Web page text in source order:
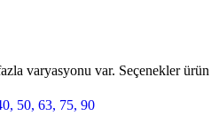
varyasyonu var. Seçenekler ürün
, 50, 63, 75, 90